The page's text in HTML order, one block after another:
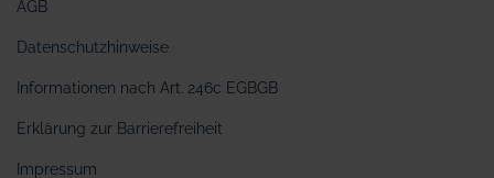
AGB
Datenschutzhinweise
Informationen nach Art. 246c EGBGB
Erklärung zur Barrierefreiheit
Impressum